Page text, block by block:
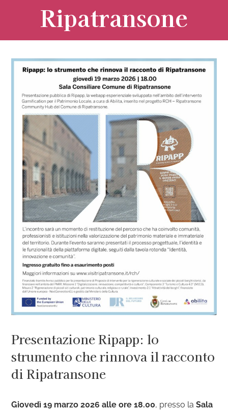
Ripatransone
Presentazione Ripapp: lo
strumento che rinnova il racconto
di Ripatransone
Giovedì 19 marzo 2026 alle ore 18.00, presso laSala